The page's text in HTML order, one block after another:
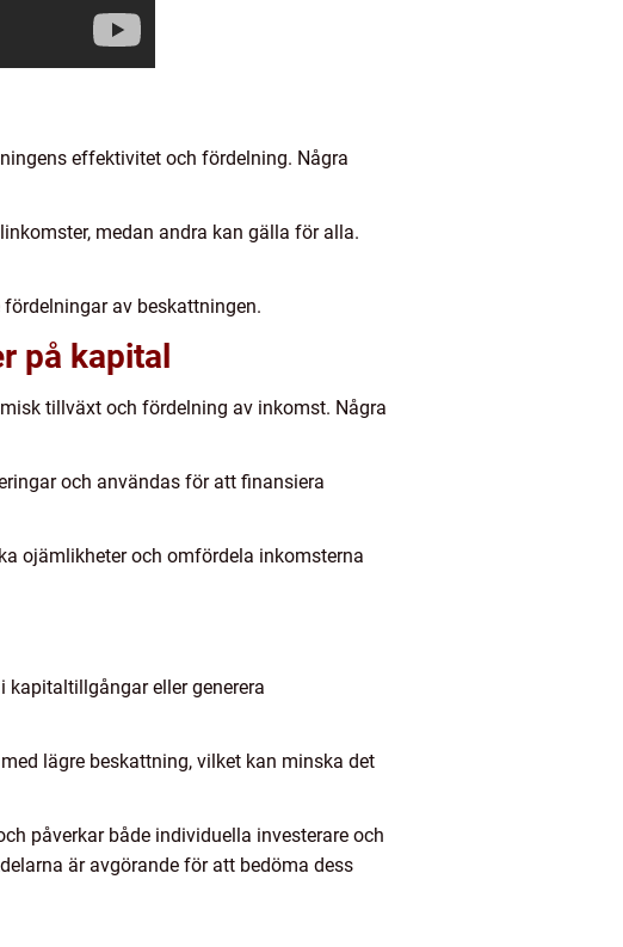
effektivitet och fördelning. Några
medan andra kan gälla för alla.
av beskattningen.
på kapital
tillväxt och fördelning av inkomst. Några
och användas för att finansiera
ojämlikheter och omfördela inkomsterna
eller generera
lägre beskattning, vilket kan minska det
påverkar både individuella investerare och
är avgörande för att bedöma dess